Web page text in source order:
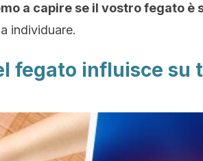
a capire se il vostro fegato è
individuare.
fegato influisce su